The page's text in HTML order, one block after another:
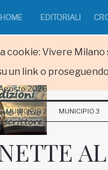
cookie: Vivere Milano
un link o
HOME EDITORIALI
2026
MUNICIPIO 2 MUNICIPIO 3